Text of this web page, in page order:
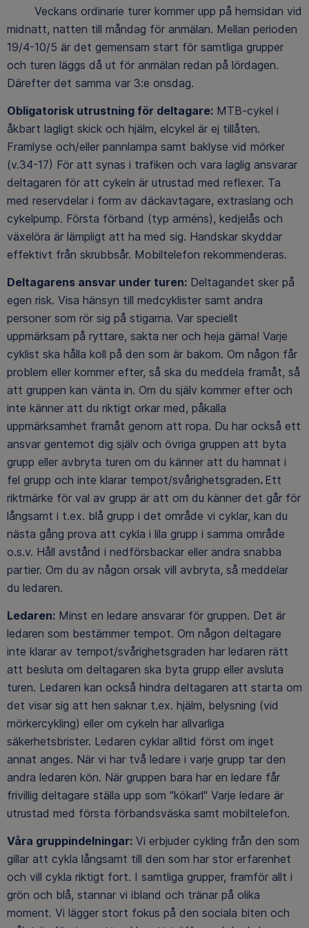
Veckans ordinarie turer kommer upp på hemsidan vid
midnatt, natten till måndag för anmälan. Mellan perioden
19/4-10/5 är det gemensam start för samtliga grupper
och turen läggs då ut för anmälan redan på lördagen.
Därefter det samma var 3:e onsdag.
Obligatorisk utrustning för deltagare: MTB-cykel i
åkbart lagligt skick och hjälm, elcykel är ej tillåten.
Framlyse och/eller pannlampa samt baklyse vid mörker
(v.34-17) För att synas i trafiken och vara laglig ansvarar
deltagaren för att cykeln är utrustad med reflexer. Ta
med reservdelar i form av däckavtagare, extraslang och
cykelpump. Första förband (typ arméns), kedjelås och
växelöra är lämpligt att ha med sig. Handskar skyddar
effektivt från skrubbsår. Mobiltelefon rekommenderas.
Deltagarens ansvar under turen: Deltagandet sker på
egen risk. Visa hänsyn till medcyklister samt andra
personer som rör sig på stigarna. Var speciellt
uppmärksam på ryttare, sakta ner och heja gärna! Varje
cyklist ska hålla koll på den som är bakom. Om någon får
problem eller kommer efter, så ska du meddela framåt, så
att gruppen kan vänta in. Om du själv kommer efter och
inte känner att du riktigt orkar med, påkalla
uppmärksamhet framåt genom att ropa. Du har också ett
ansvar gentemot dig själv och övriga gruppen att byta
grupp eller avbryta turen om du känner att du hamnat i
fel grupp och inte klarar tempot/svårighetsgraden. Ett
riktmärke för val av grupp är att om du känner det går för
långsamt i t.ex. blå grupp i det område vi cyklar, kan du
nästa gång prova att cykla i lila grupp i samma område
o.s.v. Håll avstånd i nedförsbackar eller andra snabba
partier. Om du av någon orsak vill avbryta, så meddelar
du ledaren.
Ledaren: Minst en ledare ansvarar för gruppen. Det är
ledaren som bestämmer tempot. Om någon deltagare
inte klarar av tempot/svårighetsgraden har ledaren rätt
att besluta om deltagaren ska byta grupp eller avsluta
turen. Ledaren kan också hindra deltagaren att starta om
det visar sig att hen saknar t.ex. hjälm, belysning (vid
mörkercykling) eller om cykeln har allvarliga
säkerhetsbrister. Ledaren cyklar alltid först om inget
annat anges. När vi har två ledare i varje grupp tar den
andra ledaren kön. När gruppen bara har en ledare får
frivillig deltagare ställa upp som "kökarl" Varje ledare är
utrustad med första förbandsväska samt mobiltelefon.
Våra gruppindelningar: Vi erbjuder cykling från den som
gillar att cykla långsamt till den som har stor erfarenhet
och vill cykla riktigt fort. I samtliga grupper, framför allt i
grön och blå, stannar vi ibland och tränar på olika
moment. Vi lägger stort fokus på den sociala biten och